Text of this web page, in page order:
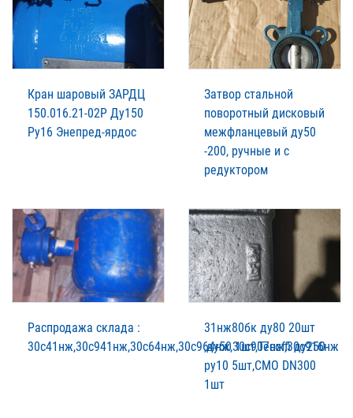
Кран шаровый ЗАРДЦ
150.016.21-02Р Ду150
Ру16 Энепред-ярдос
Затвор стальной
поворотный дисковый
межфланцевый ду50
-200, ручные и с
редуктором
Распродажа склада :
30с41нж,30с941нж,30с64нж,30с964нж,30с907нж,30с916нж
31нж80бк ду80 20шт
,ду50 1шт,Tecoffi ду250
ру10 5шт,CMO DN300
1шт